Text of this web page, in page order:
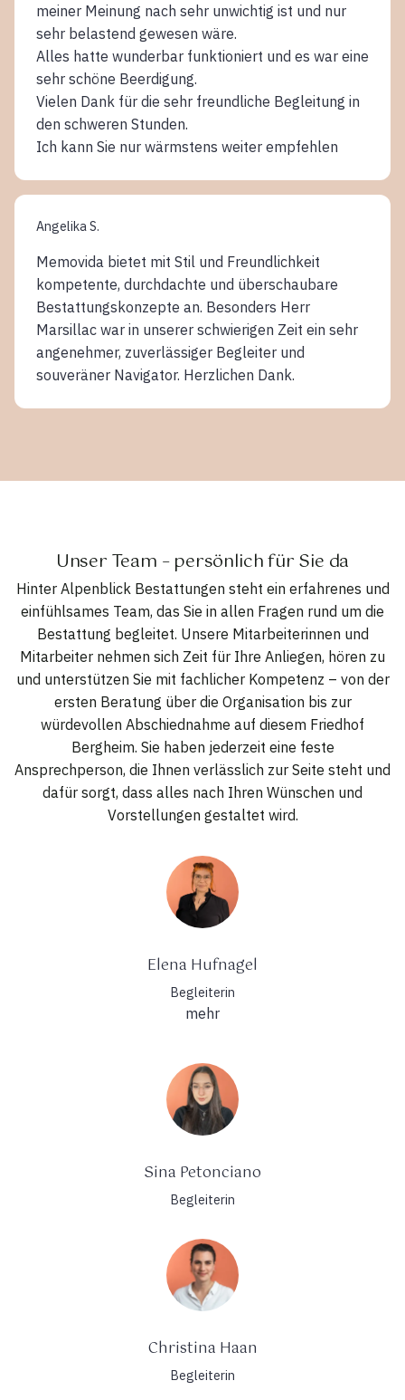
meiner Meinung nach sehr unwichtig ist und nur
sehr belastend gewesen wäre.
Alles hatte wunderbar funktioniert und es war eine
sehr schöne Beerdigung.
Vielen Dank für die sehr freundliche Begleitung in
den schweren Stunden.
Ich kann Sie nur wärmstens weiter empfehlen
Angelika S.
Memovida bietet mit Stil und Freundlichkeit
kompetente, durchdachte und überschaubare
Bestattungskonzepte an. Besonders Herr
Marsillac war in unserer schwierigen Zeit ein sehr
angenehmer, zuverlässiger Begleiter und
souveräner Navigator. Herzlichen Dank.
Unser Team – persönlich für Sie da
Hinter Alpenblick Bestattungen steht ein erfahrenes und
einfühlsames Team, das Sie in allen Fragen rund um die
Bestattung begleitet. Unsere Mitarbeiterinnen und
Mitarbeiter nehmen sich Zeit für Ihre Anliegen, hören zu
und unterstützen Sie mit fachlicher Kompetenz – von der
ersten Beratung über die Organisation bis zur
würdevollen Abschiednahme auf diesem Friedhof
Bergheim. Sie haben jederzeit eine feste
Ansprechperson, die Ihnen verlässlich zur Seite steht und
dafür sorgt, dass alles nach Ihren Wünschen und
Vorstellungen gestaltet wird.
Elena Hufnagel
Begleiterin
mehr
Sina Petonciano
Begleiterin
Christina Haan
Begleiterin